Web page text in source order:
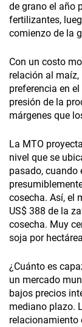
de grano el año
fertilizantes,
comienzo de la
Con un costo
relación al
preferencia en
presión de la
márgenes que
La MTO
nivel que se
pasado, cuando
cosecha. Así, el
US$ 388 de la
cosecha. Muy
soja por
¿Cuánto es
un mercado
bajos precios
mediano plazo.
relacionamiento